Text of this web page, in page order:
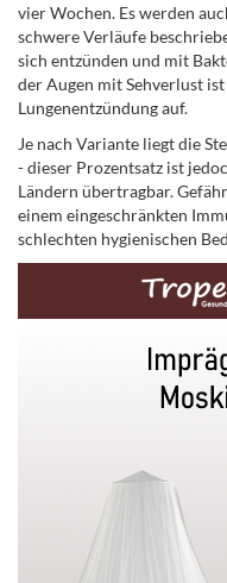
vier Wochen. Es werden
schwere Verläufe
sich entzünden und mit
der Augen mit Sehverlust
Lungenentzündung auf.
Je nach Variante liegt die
- dieser Prozentsatz ist
Ländern übertragbar.
einem eingeschränkten
schlechten hygienischen